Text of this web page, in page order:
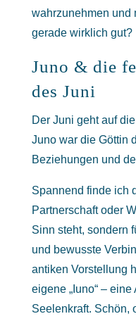
wahrzunehmen und
gerade wirklich gut?
Juno & die
des Juni
Der Juni geht auf
Juno war die Göttin
Beziehungen und
Spannend finde ich
Partnerschaft oder
Sinn steht, sondern
und bewusste
antiken Vorstellung
eigene „Iuno“ –
Seelenkraft. Schön,